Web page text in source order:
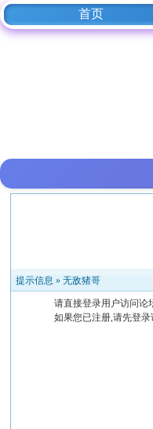
首页
提示信息 »无敌猪哥
请直接登录用户访问论
如果您已注册,请先登